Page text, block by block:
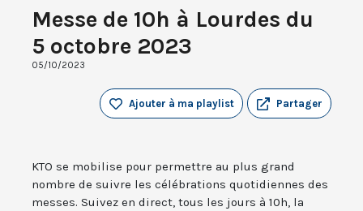
Messe de 10h à Lourdes du
5 octobre 2023
05/10/2023
Partager
Ajouter à ma playlist
KTO se mobilise pour permettre au plus grand
nombre de suivre les célébrations quotidiennes des
messes. Suivez en direct, tous les jours à 10h, la